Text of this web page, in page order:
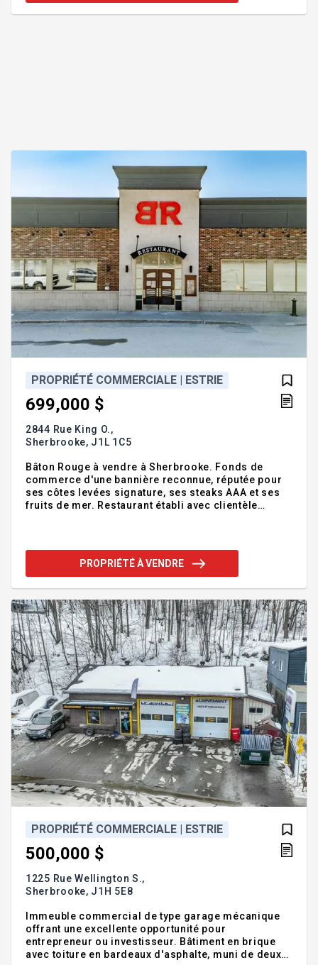
PROPRIÉTÉ COMMERCIALE | ESTRIE
699,000 $
2844 Rue King O.,
Sherbrooke, J1L 1C5
Bâton Rouge à vendre à Sherbrooke. Fonds de
commerce d'une bannière reconnue, réputée pour
ses côtes levées signature, ses steaks AAA et ses
fruits de mer. Restaurant établi avec clientèle
d'accompagnement par le vendeur afin de faciliter
la transition. Vente du fonds de commerce
dernières années): environ 2,78 M$ - Volume
d'affaires stable - Information
PROPRIÉTÉ À VENDRE
PROPRIÉTÉ COMMERCIALE | ESTRIE
500,000 $
1225 Rue Wellington S.,
Sherbrooke, J1H 5E8
Immeuble commercial de type garage mécanique
offrant une excellente opportunité pour
entrepreneur ou investisseur. Bâtiment en brique
avec toiture en bardeaux d'asphalte, muni de deux